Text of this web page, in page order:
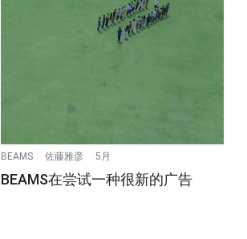
BEAMS 佐藤雅彦 5月
BEAMS在尝试一种很新的广告